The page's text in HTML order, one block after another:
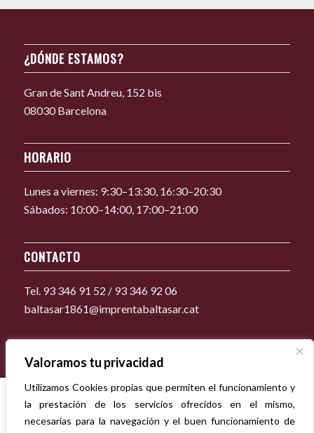
Valoramos tu privacidad
Utilizamos Cookies propias que permiten el funcionamiento y
la prestación de los servicios ofrecidos en el mismo,
necesarias para la navegación y el buen funcionamiento de
¿DÓNDE ESTAMOS?
Gran de Sant Andreu, 152 bis
08030 Barcelona
HORARIO
Lunes a viernes: 9:30–13:30, 16:30–20:30
Sábados: 10:00–14:00, 17:00–21:00
CONTACTO
Tel. 93 346 91 52 / 93 346 92 06
baltasar1861@imprentabaltasar.cat